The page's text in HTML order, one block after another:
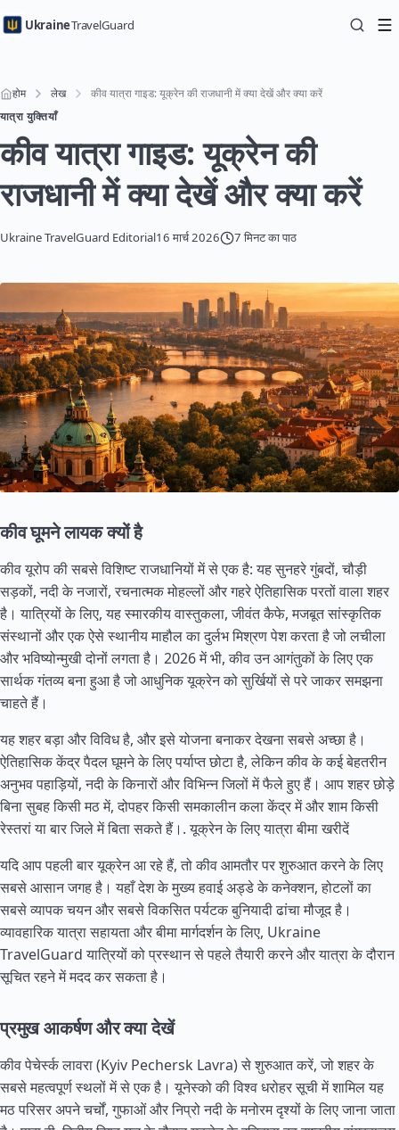
UkraineTravelGuard
होम लेख
कीव यात्रा गाइड: यूक्रेन की राजधानी में क्या देखें और क्या करें
यात्रा युक्तियाँ
कीव यात्रा गाइड: यूक्रेन की
राजधानी में क्या देखें और क्या करें
Ukraine TravelGuard Editorial16 मार्च 2026 7 मिनट का पाठ
कीव घूमने लायक क्यों है
कीव यूरोप की सबसे विशिष्ट राजधानियों में से एक है: यह सुनहरे गुंबदों, चौड़ी
सड़कों, नदी के नजारों, रचनात्मक मोहल्लों और गहरे ऐतिहासिक परतों वाला शहर
है। यात्रियों के लिए, यह स्मारकीय वास्तुकला, जीवंत कैफे, मजबूत सांस्कृतिक
संस्थानों और एक ऐसे स्थानीय माहौल का दुर्लभ मिश्रण पेश करता है जो लचीला
और भविष्योन्मुखी दोनों लगता है। 2026 में भी, कीव उन आगंतुकों के लिए एक
सार्थक गंतव्य बना हुआ है जो आधुनिक यूक्रेन को सुर्खियों से परे जाकर समझना
चाहते हैं।
यह शहर बड़ा और विविध है, और इसे योजना बनाकर देखना सबसे अच्छा है।
ऐतिहासिक केंद्र पैदल घूमने के लिए पर्याप्त छोटा है, लेकिन कीव के कई बेहतरीन
अनुभव पहाड़ियों, नदी के किनारों और विभिन्न जिलों में फैले हुए हैं। आप शहर छोड़े
बिना सुबह किसी मठ में, दोपहर किसी समकालीन कला केंद्र में और शाम किसी
रेस्तरां या बार जिले में बिता सकते हैं।.यूक्रेन के लिए यात्रा बीमा खरीदें
यदि आप पहली बार यूक्रेन आ रहे हैं, तो कीव आमतौर पर शुरुआत करने के लिए
सबसे आसान जगह है। यहाँ देश के मुख्य हवाई अड्डे के कनेक्शन, होटलों का
सबसे व्यापक चयन और सबसे विकसित पर्यटक बुनियादी ढांचा मौजूद है।
व्यावहारिक यात्रा सहायता और बीमा मार्गदर्शन के लिए, Ukraine
TravelGuard यात्रियों को प्रस्थान से पहले तैयारी करने और यात्रा के दौरान
सूचित रहने में मदद कर सकता है।
प्रमुख आकर्षण और क्या देखें
कीव पेचेर्स्क लावरा (Kyiv Pechersk Lavra) से शुरुआत करें, जो शहर के
सबसे महत्वपूर्ण स्थलों में से एक है। यूनेस्को की विश्व धरोहर सूची में शामिल यह
मठ परिसर अपने चर्चों, गुफाओं और निप्रो नदी के मनोरम दृश्यों के लिए जाना जाता